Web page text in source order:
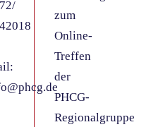
zum
Online-
Treffen
der
PHCG-
Regionalgruppe